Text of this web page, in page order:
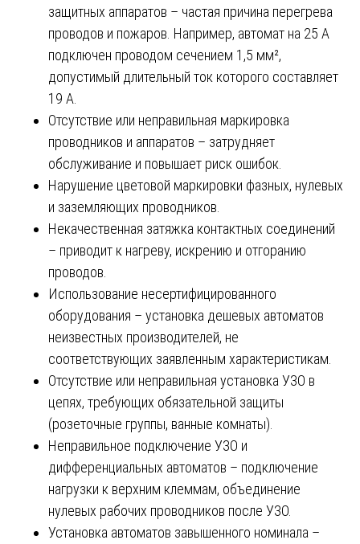
защитных аппаратов – частая причина перегрева
проводов и пожаров. Например, автомат на 25 А
подключен проводом сечением 1,5 мм²,
допустимый длительный ток которого составляет
19 А.
Отсутствие или неправильная маркировка
проводников и аппаратов – затрудняет
обслуживание и повышает риск ошибок.
Нарушение цветовой маркировки фазных, нулевых
и заземляющих проводников.
Некачественная затяжка контактных соединений
– приводит к нагреву, искрению и отгоранию
проводов.
Использование несертифицированного
оборудования – установка дешевых автоматов
неизвестных производителей, не
соответствующих заявленным характеристикам.
Отсутствие или неправильная установка УЗО в
цепях, требующих обязательной защиты
(розеточные группы, ванные комнаты).
Неправильное подключение УЗО и
дифференциальных автоматов – подключение
нагрузки к верхним клеммам, объединение
нулевых рабочих проводников после УЗО.
Установка автоматов завышенного номинала –